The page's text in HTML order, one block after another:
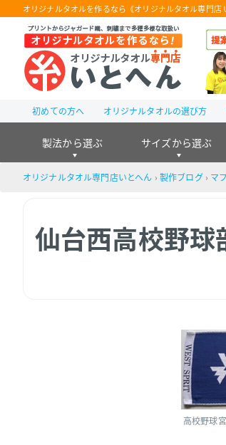
オリジナルタオルを作るなら《オリジナルタオル専門店
初めての方へ オリジナルタオルの選び方
製法から選ぶ サイズから選ぶ
オリジナルタオル専門店いとへん › 製作ブログ › マ
仙台西高校野球
高校野球